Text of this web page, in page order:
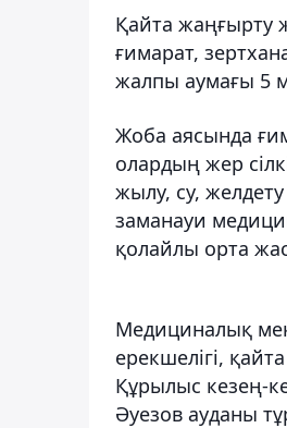
Қайта жаңғырту
ғимарат,
жалпы аумағы 5
Жоба аясында
олардың жер
жылу, су,
заманауи
қолайлы орта
Медициналық
ерекшелігі,
Құрылыс кезең-
Әуезов ауданы